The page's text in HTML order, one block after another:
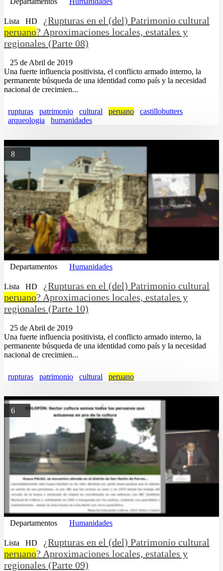
Lista HD
¿Rupturas en el (del) Patrimonio cultural
peruano? Aproximaciones locales, estatales y
regionales (Parte 08)
25 de Abril de 2019
Una fuerte influencia positivista, el conflicto armado interno, la
permanente búsqueda de una identidad como país y la necesidad
nacional de crecimien...
rupturas patrimonio cultural peruano
castillobutters
arqueologia
humanidades
8
Departamentos Humanidades
Lista HD
¿Rupturas en el (del) Patrimonio cultural
peruano? Aproximaciones locales, estatales y
regionales (Parte 10)
25 de Abril de 2019
Una fuerte influencia positivista, el conflicto armado interno, la
permanente búsqueda de una identidad como país y la necesidad
nacional de crecimien...
rupturas patrimonio cultural peruano
6
Departamentos Humanidades
Lista HD
¿Rupturas en el (del) Patrimonio cultural
peruano? Aproximaciones locales, estatales y
regionales (Parte 09)